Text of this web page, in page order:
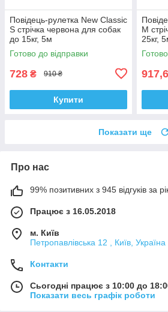
Повідець-рулетка New Classic
S стрічка червона для собак
до 15кг, 5м
Готово до відправки
728 ₴ 910 ₴
Купити
M
25кг,
Показати ще
Про нас
99% позитивних з 945 відгуків за
Працює з 16.05.2018
м. Київ
Петропавлівська 12 , Київ, Україна
Контакти
Сьогодні працює з 10:00 до
Показати весь графік роботи